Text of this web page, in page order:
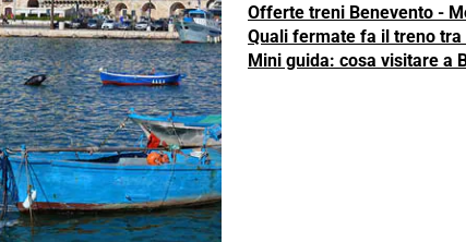
Offerte treni Benevento -
Quali fermate fa il treno
Mini guida: cosa visitare a